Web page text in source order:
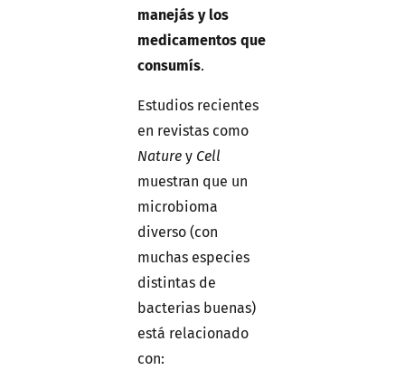
manejás y los
medicamentos que
consumís.
Estudios recientes
en revistas como
Nature y Cell
muestran que un
microbioma
diverso (con
muchas especies
distintas de
bacterias buenas)
está relacionado
con: